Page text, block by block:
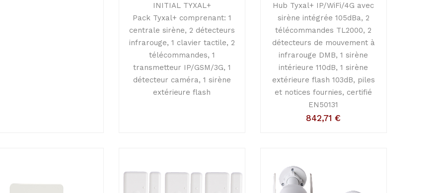
INITIAL TYXAL+
Pack Tyxal+ comprenant: 1
centrale sirène, 2 détecteurs
infrarouge, 1 clavier tactile, 2
télécommandes, 1
transmetteur IP/GSM/3G, 1
détecteur caméra, 1 sirène
extérieure flash
Hub Tyxal+ IP/WiFi/4G avec
sirène intégrée 105dBa, 2
télécommandes TL2000, 2
détecteurs de mouvement à
infrarouge DMB, 1 sirène
intérieure 110dB, 1 sirène
extérieure flash 103dB, piles
et notices fournies, certifié
EN50131
842,71 €